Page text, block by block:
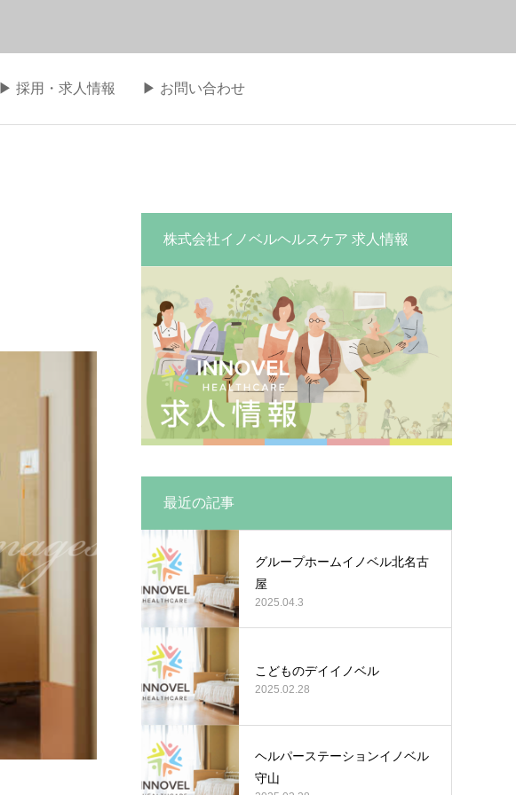
▶︎ 採用・求人情報 ▶︎ お問い合わせ
株式会社イノベルヘルスケア 求人情報
最近の記事
グループホームイノベル北名古
屋
2025.04.3
こどものデイイノベル
2025.02.28
ヘルパーステーションイノベル
守山